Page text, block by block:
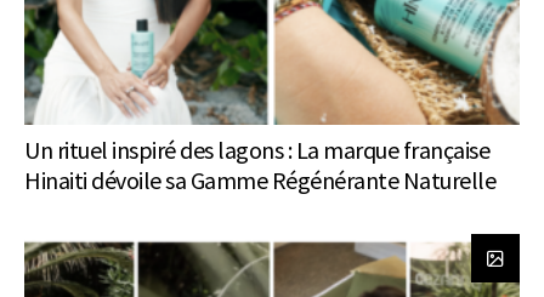
Un rituel inspiré des lagons : La marque française
Hinaiti dévoile sa Gamme Régénérante Naturelle